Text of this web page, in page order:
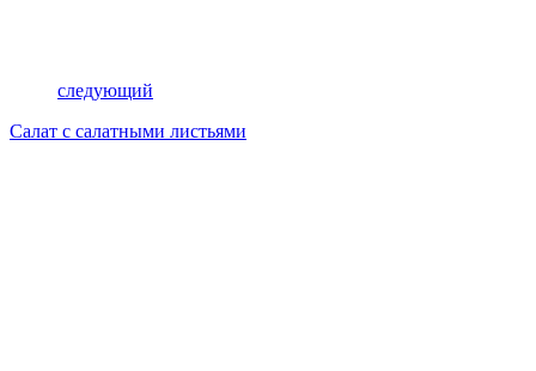
следующий
Салат с салатными листьями